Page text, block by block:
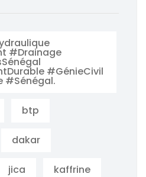
#Drainage
#GénieCivil
#Sénégal.
btp
dakar
jica kaffrine